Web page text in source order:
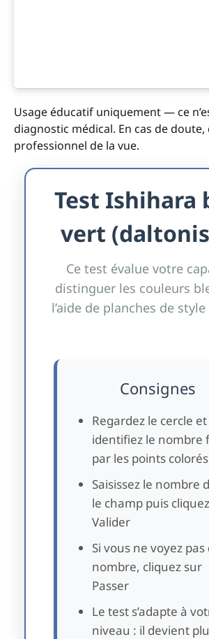
Usage éducatif uniquement — ce
diagnostic médical. En cas de
professionnel de la vue.
Test Ishihara
vert
Ce test évalue votre
distinguer les couleurs
l’aide de planches de
Consignes
Regardez le cercle et
identifiez le nombre
par les points colorés
Saisissez le nombre
le champ puis
Valider
Si vous ne voyez pas
nombre, cliquez sur
Passer
Le test s’adapte à
niveau : il devient